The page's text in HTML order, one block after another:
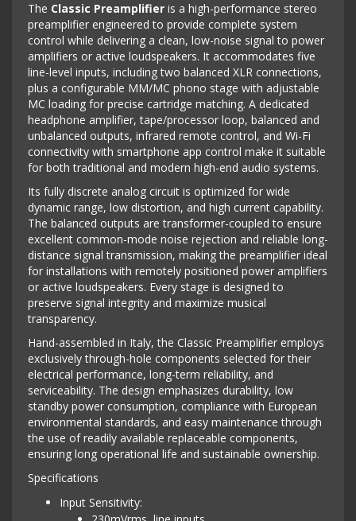
The Classic Preamplifier is a high-performance stereo
preamplifier engineered to provide complete system
control while delivering a clean, low-noise signal to power
amplifiers or active loudspeakers. It accommodates five
line-level inputs, including two balanced XLR connections,
plus a configurable MM/MC phono stage with adjustable
MC loading for precise cartridge matching. A dedicated
headphone amplifier, tape/processor loop, balanced and
unbalanced outputs, infrared remote control, and Wi-Fi
connectivity with smartphone app control make it suitable
for both traditional and modern high-end audio systems.
Its fully discrete analog circuit is optimized for wide
dynamic range, low distortion, and high current capability.
The balanced outputs are transformer-coupled to ensure
excellent common-mode noise rejection and reliable long-
distance signal transmission, making the preamplifier ideal
for installations with remotely positioned power amplifiers
or active loudspeakers. Every stage is designed to
preserve signal integrity and maximize musical
transparency.
Hand-assembled in Italy, the Classic Preamplifier employs
exclusively through-hole components selected for their
electrical performance, long-term reliability, and
serviceability. The design emphasizes durability, low
standby power consumption, compliance with European
environmental standards, and easy maintenance through
the use of readily available replaceable components,
ensuring long operational life and sustainable ownership.
Specifications
Input Sensitivity: